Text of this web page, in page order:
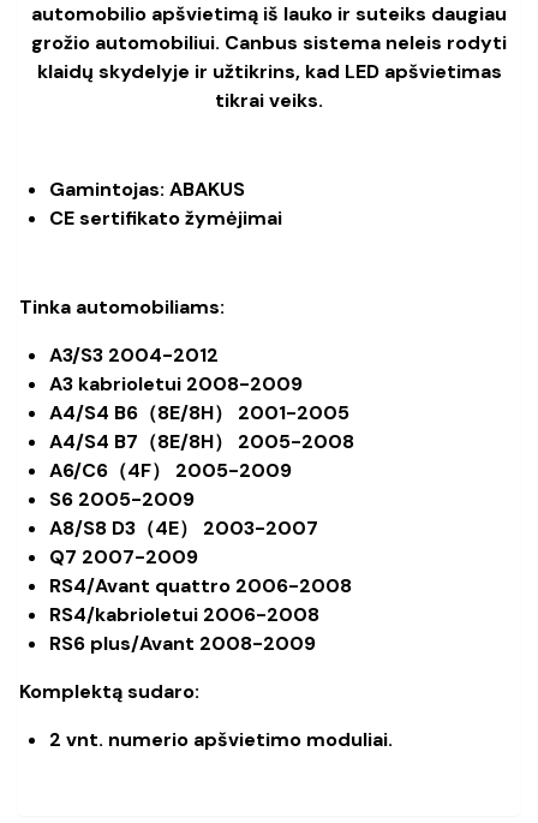
automobilio apšvietimą iš lauko ir suteiks daugiau
grožio automobiliui. Canbus sistema neleis rodyti
klaidų skydelyje ir užtikrins, kad LED apšvietimas
tikrai veiks.
Gamintojas: ABAKUS
CE sertifikato žymėjimai
Tinka automobiliams:
A3/S3 2004-2012
A3 kabrioletui 2008-2009
A4/S4 B6（8E/8H） 2001-2005
A4/S4 B7（8E/8H） 2005-2008
A6/C6（4F） 2005-2009
S6 2005-2009
A8/S8 D3（4E） 2003-2007
Q7 2007-2009
RS4/Avant quattro 2006-2008
RS4/kabrioletui 2006-2008
RS6 plus/Avant 2008-2009
Komplektą sudaro:
2 vnt. numerio apšvietimo moduliai.